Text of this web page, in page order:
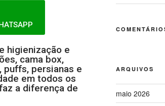
higienização e
cama box,
puffs, persianas e
em todos os
a diferença de
ARQUIVOS
maio 2026